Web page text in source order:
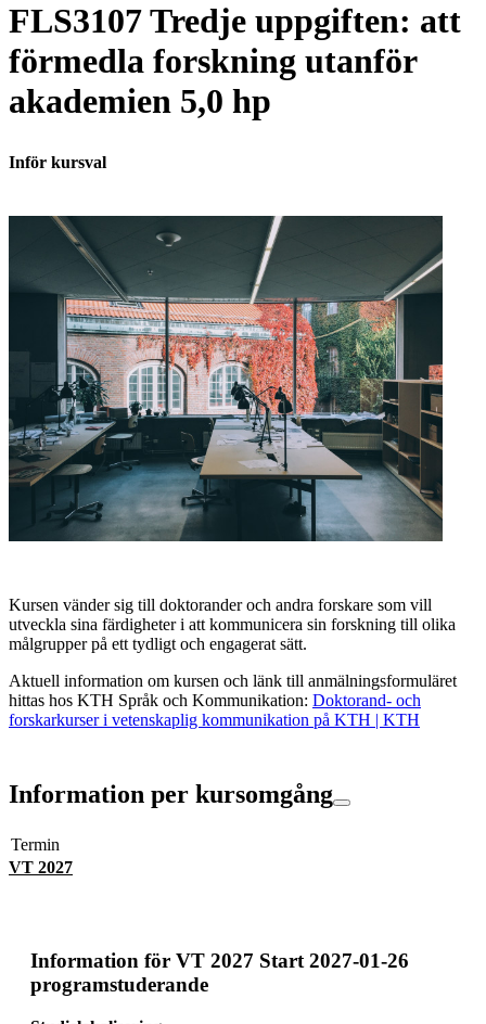
FLS3107 Tredje uppgiften: att
förmedla forskning utanför
akademien 5,0 hp
Inför kursval
Kursen vänder sig till doktorander och andra forskare som vill
utveckla sina färdigheter i att kommunicera sin forskning till olika
målgrupper på ett tydligt och engagerat sätt.
Aktuell information om kursen och länk till anmälningsformuläret
hittas hos KTH Språk och Kommunikation: Doktorand- och
forskarkurser i vetenskaplig kommunikation på KTH | KTH
Information per kursomgång
Termin
VT 2027
Information för VT 2027 Start 2027-01-26
programstuderande